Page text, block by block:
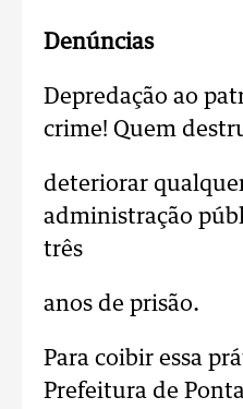
Denúncias
Depredação ao
crime! Quem
deteriorar
administração
três
anos de prisão.
Para coibir essa
Prefeitura de